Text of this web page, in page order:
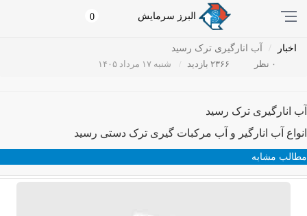
البرز سرمایش 0
اخبار
آب انارگیری ترک رسید
شنبه ۱۷ مرداد ۱۴۰۵
آب انارگیری ترک رسید
انواع آب انارگیر و آب مرکبات گیری ترک دستی رسید
مطالب مشابه